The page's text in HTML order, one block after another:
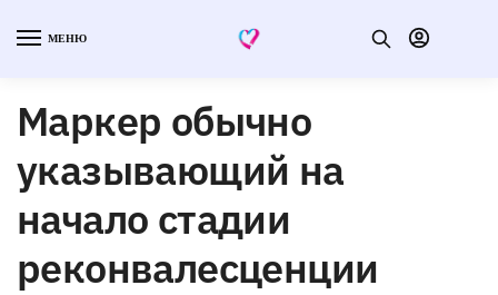
МЕНЮ
Маркер обычно
указывающий на
начало стадии
реконвалесценции